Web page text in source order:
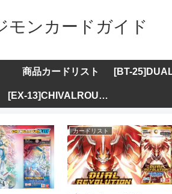
モンカードガイド
商品カードリスト
[EX-13]CHIVALROUS XIII
カードリスト